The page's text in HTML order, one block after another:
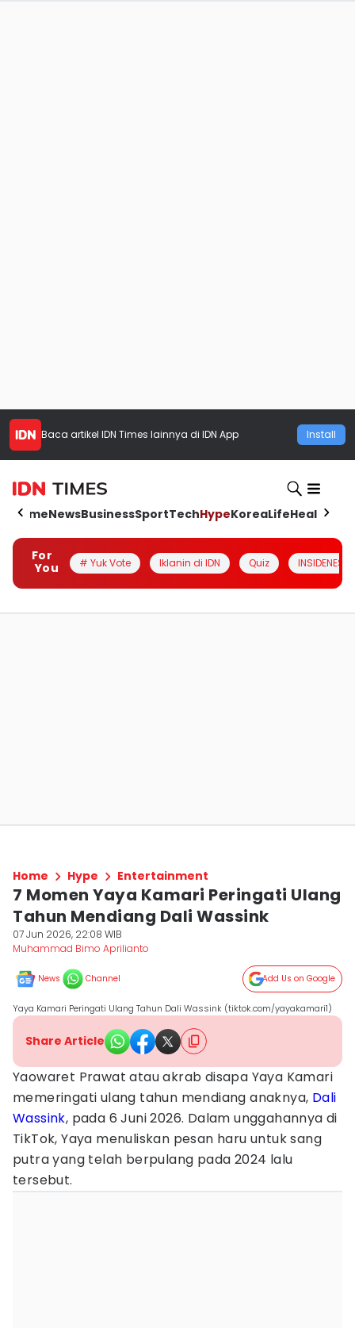
Baca artikel IDN Times lainnya di IDN App Install
HomeNewsBusinessSportTechHypeKoreaLifeHealth
For
You
# Yuk Vote Iklanin di IDN Quiz INSIDENESIA
Home Hype Entertainment
7 Momen Yaya Kamari Peringati Ulang
Tahun Mendiang Dali Wassink
07 Jun 2026, 22:08 WIB
Muhammad Bimo Aprilianto
News Channel Add Us on Google
Yaya Kamari Peringati Ulang Tahun Dali Wassink (tiktok.com/yayakamari1)
Share Article
Yaowaret Prawat atau akrab disapa Yaya Kamari
memeringati ulang tahun mendiang anaknya, Dali
Wassink, pada 6 Juni 2026. Dalam unggahannya di
TikTok, Yaya menuliskan pesan haru untuk sang
putra yang telah berpulang pada 2024 lalu
tersebut.